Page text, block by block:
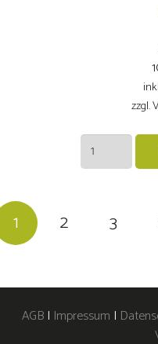
zzgl.
2025er
Riesling
1 2 3
AGB | Impressum |